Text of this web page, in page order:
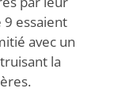
9 essaient
avec un
la